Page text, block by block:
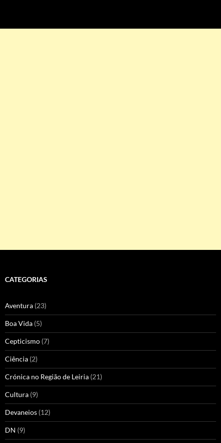
CATEGORIAS
Aventura (23)
Boa Vida (5)
Cepticismo (7)
Ciência (2)
Crónica no Região de Leiria (21)
Cultura (9)
Devaneios (12)
DN (9)